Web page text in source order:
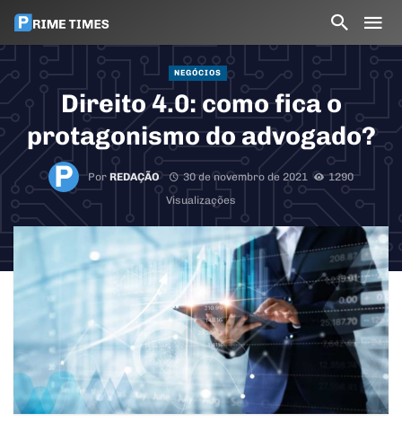
NEGÓCIOS
Direito 4.0: como fica o
protagonismo do advogado?
PorREDAÇÃO 30 de novembro de 2021
1290
Visualizações